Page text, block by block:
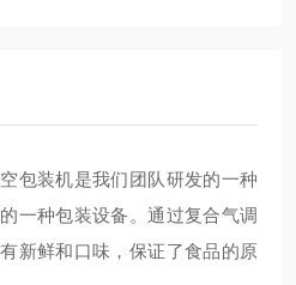
包装机是我们团队研发的一种
一种包装设备。通过复合气调
新鲜和口味，保证了食品的原